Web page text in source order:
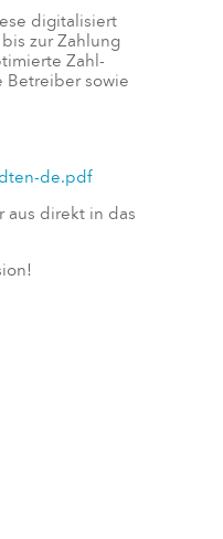
digitalisiert
zur Zahlung
Zahl-
Betreiber sowie
de.pdf
aus direkt in das